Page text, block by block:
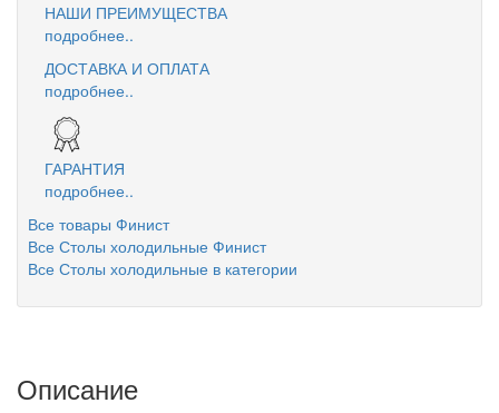
НАШИ ПРЕИМУЩЕСТВА
подробнее..
ДОСТАВКА И ОПЛАТА
подробнее..
ГАРАНТИЯ
подробнее..
Все товары Финист
Все Столы холодильные Финист
Все Столы холодильные в категории
Описание